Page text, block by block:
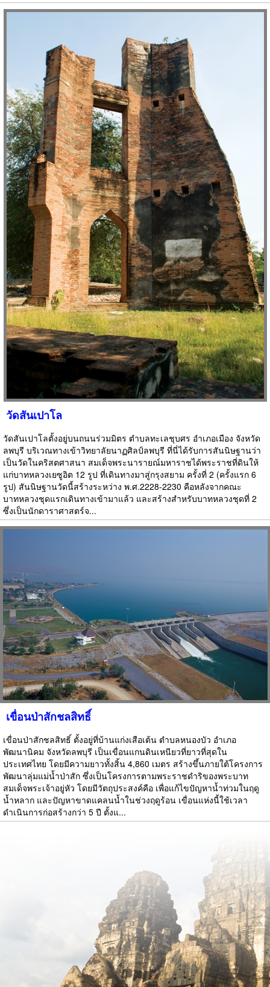
วัดสันเปาโล
วัดสันเปาโลตั้งอยู่บนถนนร่วมมิตร ตำบลทะเลชุบศร อำเภอเมือง จังหวัด
ลพบุรี บริเวณทางเข้าวิทยาลัยนาฏศิลป์ลพบุรี ที่นี่ได้รับการสันนิษฐานว่า
เป็นวัดในคริสตศาสนา สมเด็จพระนารายณ์มหาราชได้พระราชที่ดินให้
แก่บาทหลวงเยซูอิต 12 รูป ที่เดินทางมาสู่กรุงสยาม ครั้งที่ 2 (ครั้งแรก 6
รูป) สันนิษฐานวัดนี้สร้างระหว่าง พ.ศ.2228-2230 คือหลังจากคณะ
บาทหลวงชุดแรกเดินทางเข้ามาแล้ว และสร้างสำหรับบาทหลวงชุดที่ 2
ซึ่งเป็นนักดาราศาสตร์จ...
เขื่อนป่าสักชลสิทธิ์
เขื่อนป่าสักชลสิทธิ์ ตั้งอยู่ที่บ้านแก่งเสือเต้น ตำบลหนองบัว อำเภอ
พัฒนานิคม จังหวัดลพบุรี เป็นเขื่อนแกนดินเหนียวที่ยาวที่สุดใน
ประเทศไทย โดยมีความยาวทั้งสิ้น 4,860 เมตร สร้างขึ้นภายใต้โครงการ
พัฒนาลุ่มแม่น้ำป่าสัก ซึ่งเป็นโครงการตามพระราชดำริของพระบาท
สมเด็จพระเจ้าอยู่หัว โดยมีวัตถุประสงค์คือ เพื่อแก้ไขปัญหาน้ำท่วมในฤดู
น้ำหลาก และปัญหาขาดแคลนน้ำในช่วงฤดูร้อน เขื่อนแห่งนี้ใช้เวลา
ดำเนินการก่อสร้างกว่า 5 ปี ตั้งแ...